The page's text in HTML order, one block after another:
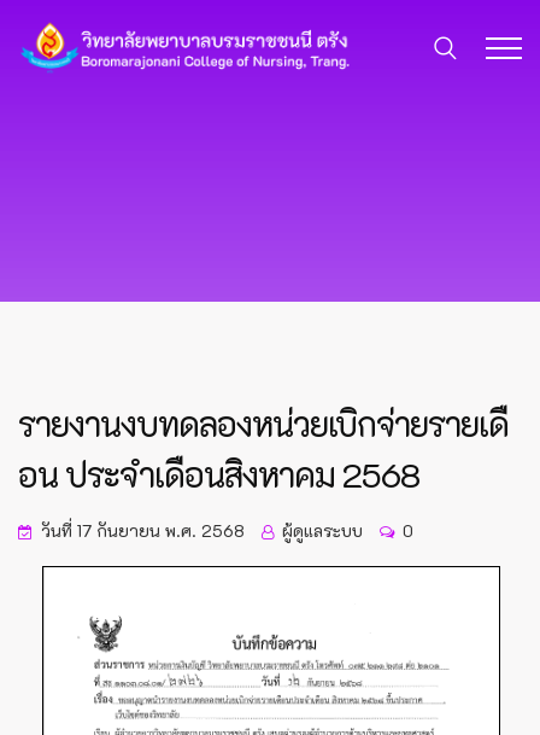
รายงานงบทดลองหน่วยเบิกจ่ายรายเดื
อน ประจำเดือนสิงหาคม 2568
วันที่ 17 กันยายน พ.ศ. 2568 ผู้ดูแลระบบ 0